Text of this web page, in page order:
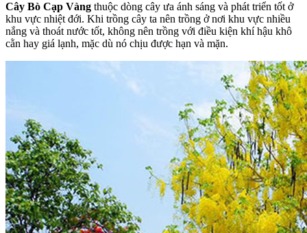
Cây Bò Cạp Vàng thuộc dòng cây ưa ánh sáng và phát triển tốt ở
khu vực nhiệt đới. Khi trồng cây ta nên trồng ở nơi khu vực nhiều
nắng và thoát nước tốt, không nên trồng với điều kiện khí hậu khô
cằn hay giá lạnh, mặc dù nó chịu được hạn và mặn.